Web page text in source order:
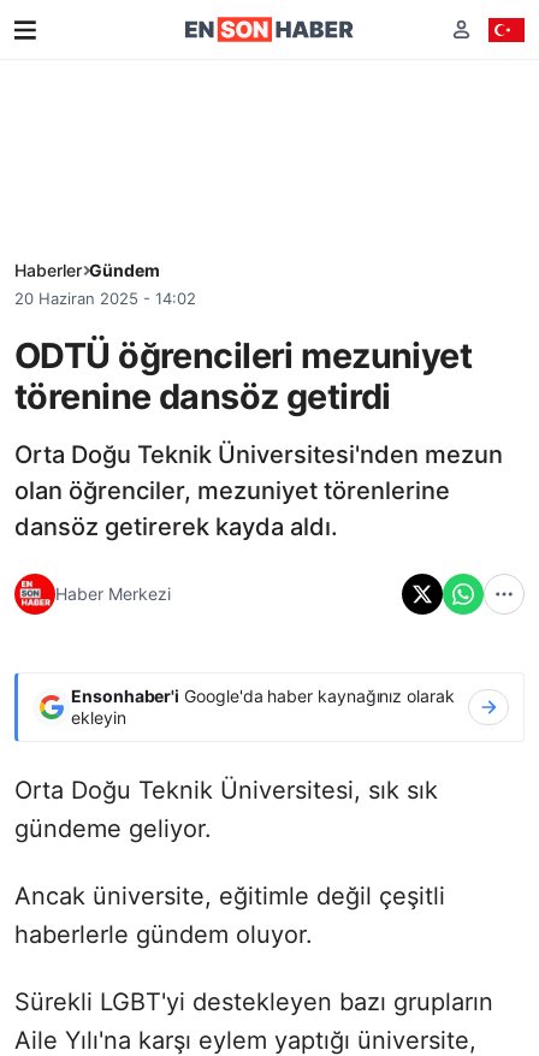
Haberler Gündem
20 Haziran 2025 - 14:02
ODTÜ öğrencileri mezuniyet
törenine dansöz getirdi
Orta Doğu Teknik Üniversitesi'nden mezun
olan öğrenciler, mezuniyet törenlerine
dansöz getirerek kayda aldı.
Haber Merkezi
Ensonhaber'i Google'da haber kaynağınız olarak
ekleyin
Orta Doğu Teknik Üniversitesi, sık sık
gündeme geliyor.
Ancak üniversite, eğitimle değil çeşitli
haberlerle gündem oluyor.
Sürekli LGBT'yi destekleyen bazı grupların
Aile Yılı'na karşı eylem yaptığı üniversite,